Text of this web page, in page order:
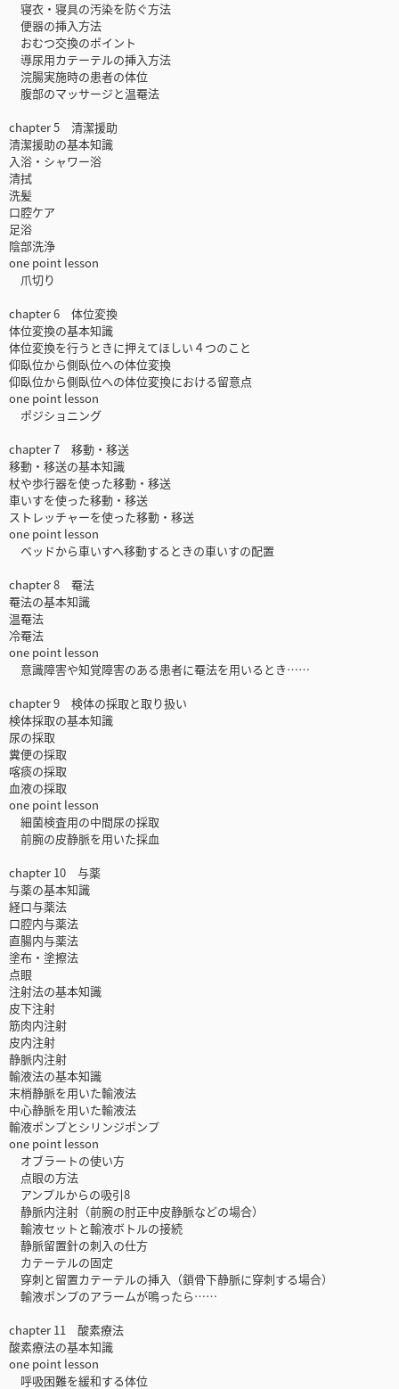
寝衣・寝具の汚染を防ぐ方法
便器の挿入方法
おむつ交換のポイント
導尿用カテーテルの挿入方法
浣腸実施時の患者の体位
腹部のマッサージと温罨法
chapter 5 清潔援助
清潔援助の基本知識
入浴・シャワー浴
清拭
洗髪
口腔ケア
足浴
陰部洗浄
one point lesson
爪切り
chapter 6 体位変換
体位変換の基本知識
体位変換を行うときに押えてほしい４つのこと
仰臥位から側臥位への体位変換
仰臥位から側臥位への体位変換における留意点
one point lesson
ポジショニング
chapter 7 移動・移送
移動・移送の基本知識
杖や歩行器を使った移動・移送
車いすを使った移動・移送
ストレッチャーを使った移動・移送
one point lesson
ベッドから車いすへ移動するときの車いすの配置
chapter 8 罨法
罨法の基本知識
温罨法
冷罨法
one point lesson
意識障害や知覚障害のある患者に罨法を用いるとき……
chapter 9 検体の採取と取り扱い
検体採取の基本知識
尿の採取
糞便の採取
喀痰の採取
血液の採取
one point lesson
細菌検査用の中間尿の採取
前腕の皮静脈を用いた採血
chapter 10 与薬
与薬の基本知識
経口与薬法
口腔内与薬法
直腸内与薬法
塗布・塗擦法
点眼
注射法の基本知識
皮下注射
筋肉内注射
皮内注射
静脈内注射
輸液法の基本知識
末梢静脈を用いた輸液法
中心静脈を用いた輸液法
輸液ポンプとシリンジポンプ
one point lesson
オブラートの使い方
点眼の方法
アンプルからの吸引8
静脈内注射（前腕の肘正中皮静脈などの場合）
輸液セットと輸液ボトルの接続
静脈留置針の刺入の仕方
カテーテルの固定
穿刺と留置カテーテルの挿入（鎖骨下静脈に穿刺する場合）
輸液ポンプのアラームが鳴ったら……
chapter 11 酸素療法
酸素療法の基本知識
one point lesson
呼吸困難を緩和する体位